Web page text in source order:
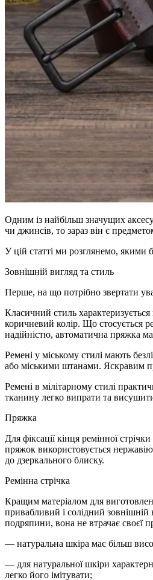
Одним із найбільш значущих
чи джинсів, то зараз він є
У цій статті ми розглянемо, якими
Зовнішній вигляд та стиль
Перше, на що потрібно звертати
Класичний стиль
коричневий колір. Що стосується
надійністю, автоматична пряжка
Ремені у міському стилі мають
або міськими штанами. Яскравим
Ремені в мілітарному стилі
тканину легко випрати та
Пряжка
Для фіксації кінця ремінної
пряжок використовується
до дзеркального блиску.
Ремінна стрічка
Кращим матеріалом для
привабливий і солідний зовнішній
подряпини, вона не втрачає своєї
— натуральна шкіра має більш
— для натуральної шкіри
легко його імітувати;